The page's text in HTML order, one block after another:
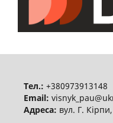
Тел.: +380973913148
Email:
Адреса: вул. Г.